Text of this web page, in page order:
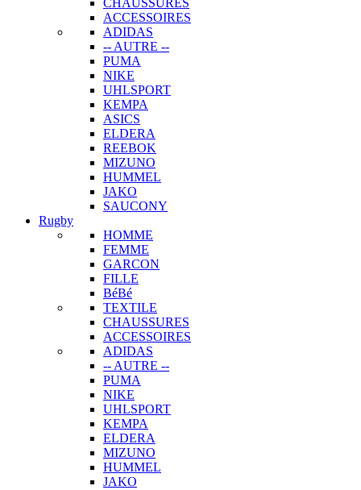
CHAUSSURES
ACCESSOIRES
ADIDAS
-- AUTRE --
PUMA
NIKE
UHLSPORT
KEMPA
ASICS
ELDERA
REEBOK
MIZUNO
HUMMEL
JAKO
SAUCONY
Rugby
HOMME
FEMME
GARCON
FILLE
BéBé
TEXTILE
CHAUSSURES
ACCESSOIRES
ADIDAS
-- AUTRE --
PUMA
NIKE
UHLSPORT
KEMPA
ELDERA
MIZUNO
HUMMEL
JAKO